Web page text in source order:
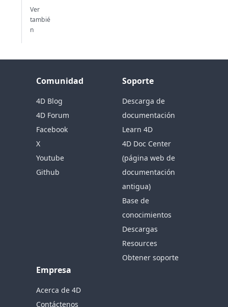
Ver
tambié
n
Comunidad
4D Blog
4D Forum
Facebook
X
Youtube
Github
Soporte
Descarga de
documentación
Learn 4D
4D Doc Center
(página web de
documentación
antigua)
Base de
conocimientos
Descargas
Resources
Obtener soporte
Empresa
Acerca de 4D
Contáctenos